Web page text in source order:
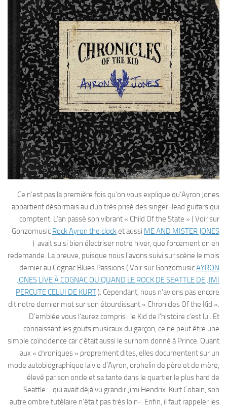
Ce n’est pas la première fois qu’on vous explique qu’Ayron Jones
appartient désormais au club très prisé des singer-lead guitars qui
comptent. L’an passé son vibrant « Child Of the State » ( Voir sur
Gonzomusic Rock Ayron the clocket aussi ME AND MISTER JONES
) avait su si bien électriser notre hiver, que forcement on en
redemande. La preuve, puisque nous l’avons suivi sur scène le mois
dernier au Cognac Blues Passions ( Voir sur GonzomusicAYRON
JONES LIVE À COGNAC OU QUAND LE ROCK DE SEATTLE DE JIMI
PERCUTE CELUI DE KURT ). Cependant, nous n’avions pas encore
dit notre dernier mot sur son étourdissant « Chronicles Of the Kid ».
D’emblée vous l’aurez compris : le Kid de l’histoire c’est lui. Et
connaissant les gouts musicaux du garçon, ce ne peut être une
simple coïncidence car c’était aussi le surnom donné à Prince. Quant
aux « chroniques » proprement dites, elles documentent sur un
mode autobiographique la vie d’Ayron, orphelin de père et de mère,
élevé par son oncle et sa tante dans le quartier le plus hard de
Seattle… qui avait déjà vu grandir Jimi Hendrix. Kurt Cobain, son
autre ombre tutélaire n’était pas très loin-. Enfin, il faut rappeler les